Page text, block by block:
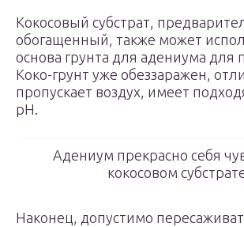
Кокосовый субстрат,
обогащенный, также может
основа грунта для адениума для
Коко-грунт уже обеззаражен,
пропускает воздух, имеет
pH.
Адениум прекрасно себя
кокосовом
Наконец, допустимо